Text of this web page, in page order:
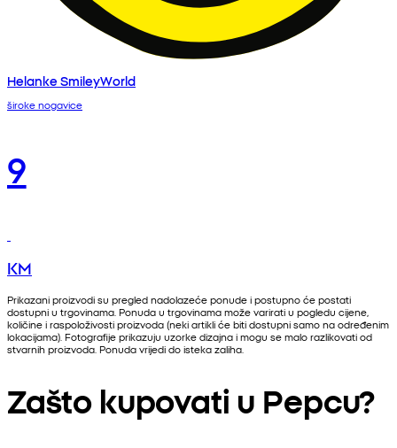
Helanke SmileyWorld
široke nogavice
9
KM
Prikazani proizvodi su pregled nadolazeće ponude i postupno će postati
dostupni u trgovinama. Ponuda u trgovinama može varirati u pogledu cijene,
količine i raspoloživosti proizvoda (neki artikli će biti dostupni samo na određenim
lokacijama). Fotografije prikazuju uzorke dizajna i mogu se malo razlikovati od
stvarnih proizvoda. Ponuda vrijedi do isteka zaliha.
Zašto kupovati u Pepcu?